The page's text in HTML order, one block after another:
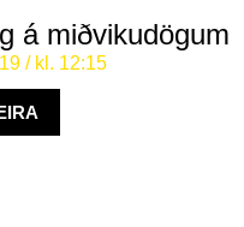
á miðvikudögum
/ kl. 12:15